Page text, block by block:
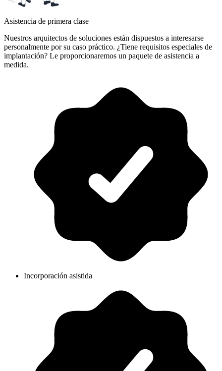
Asistencia de primera clase
Nuestros arquitectos de soluciones están dispuestos a interesarse
personalmente por su caso práctico. ¿Tiene requisitos especiales de
implantación? Le proporcionaremos un paquete de asistencia a
medida.
Incorporación asistida